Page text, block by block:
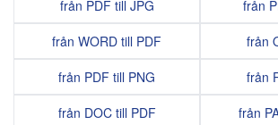
från PDF till JPG
från WORD till PDF
från PDF till PNG
från DOC till PDF
från
från
från
från